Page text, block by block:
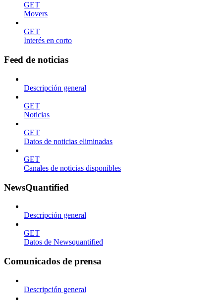
GET
Movers
GET
Interés en corto
Feed de noticias
Descripción general
GET
Noticias
GET
Datos de noticias eliminadas
GET
Canales de noticias disponibles
NewsQuantified
Descripción general
GET
Datos de Newsquantified
Comunicados de prensa
Descripción general